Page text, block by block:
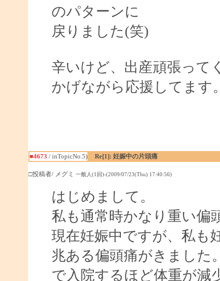
のパターンに
戻りました(笑)
辛いけど、出産頑張って
かげながら応援してます
■4673 / inTopicNo.5) Re[1]: 妊娠中の片頭痛
□投稿者/ メグミ 一般人(1回)-(2009/07/23(Thu) 17:40:56)
はじめまして。
私も通常時かなり重い偏
現在妊娠中ですが、私も
兆ある偏頭痛がきました
で入院するほど体重が減